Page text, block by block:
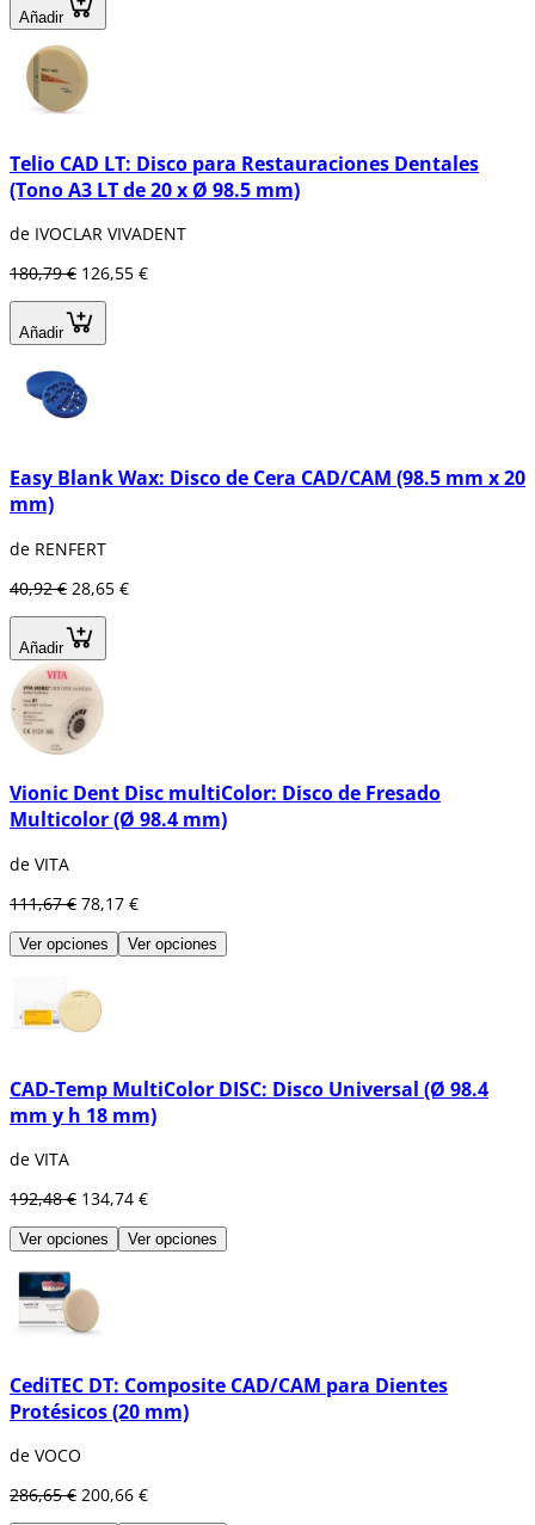
Añadir
Telio CAD LT: Disco para Restauraciones Dentales
(Tono A3 LT de 20 x Ø 98.5 mm)
de IVOCLAR VIVADENT
180,79 € 126,55 €
Añadir
Easy Blank Wax: Disco de Cera CAD/CAM (98.5 mm x 20
mm)
de RENFERT
40,92 € 28,65 €
Añadir
Vionic Dent Disc multiColor: Disco de Fresado
Multicolor (Ø 98.4 mm)
de VITA
111,67 € 78,17 €
Ver opciones Ver opciones
CAD-Temp MultiColor DISC: Disco Universal (Ø 98.4
mm y h 18 mm)
de VITA
192,48 € 134,74 €
Ver opciones Ver opciones
CediTEC DT: Composite CAD/CAM para Dientes
Protésicos (20 mm)
de VOCO
286,65 € 200,66 €